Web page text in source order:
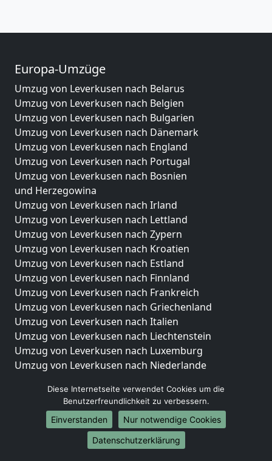
Europa-Umzüge
Umzug von Leverkusen nach Belarus
Umzug von Leverkusen nach Belgien
Umzug von Leverkusen nach Bulgarien
Umzug von Leverkusen nach Dänemark
Umzug von Leverkusen nach England
Umzug von Leverkusen nach Portugal
Umzug von Leverkusen nach Bosnien
und Herzegowina
Umzug von Leverkusen nach Irland
Umzug von Leverkusen nach Lettland
Umzug von Leverkusen nach Zypern
Umzug von Leverkusen nach Kroatien
Umzug von Leverkusen nach Estland
Umzug von Leverkusen nach Finnland
Umzug von Leverkusen nach Frankreich
Umzug von Leverkusen nach Griechenland
Umzug von Leverkusen nach Italien
Umzug von Leverkusen nach Liechtenstein
Umzug von Leverkusen nach Luxemburg
Umzug von Leverkusen nach Niederlande
Umzüge-Deutschlandweit
Umzug von Leverkusen nach Berlin
Umzug von Leverkusen nach Hamburg
Umzug von Leverkusen nach München
Diese Internetseite verwendet Cookies um die
Benutzerfreundlichkeit zu verbessern.
Einverstanden
Nur notwendige Cookies
Datenschutzerklärung